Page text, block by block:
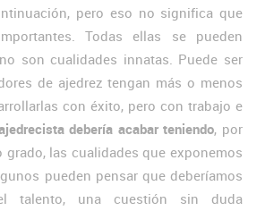
pero eso no significa que
Todas ellas se pueden
son cualidades innatas. Puede ser
de ajedrez tengan más o menos
con éxito, pero con trabajo e
debería acabar teniendo, por
las cualidades que exponemos
pueden pensar que deberíamos
talento, una cuestión sin duda